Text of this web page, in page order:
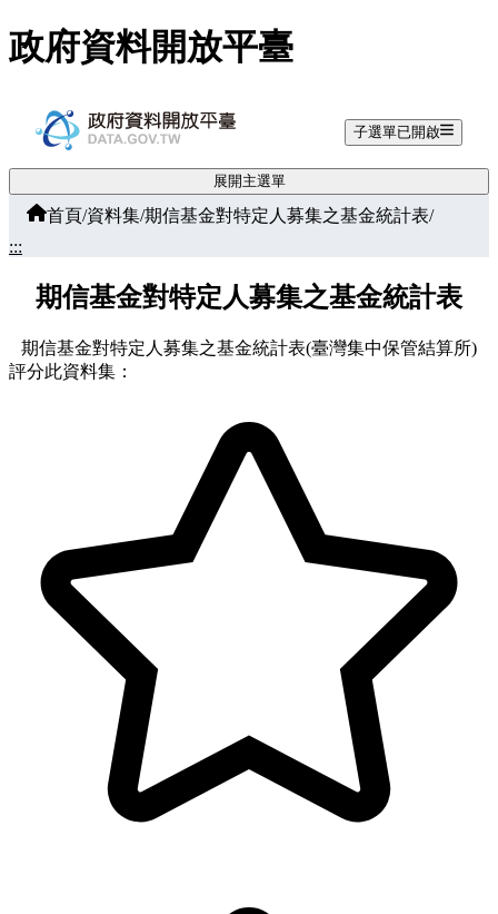
跳至主要內容
政府資料開放平臺
子選單已開啟
展開主選單
首頁/資料集/期信基金對特定人募集之基金統計表/
:::
期信基金對特定人募集之基金統計表
期信基金對特定人募集之基金統計表(臺灣集中保管結算所)
評分此資料集：